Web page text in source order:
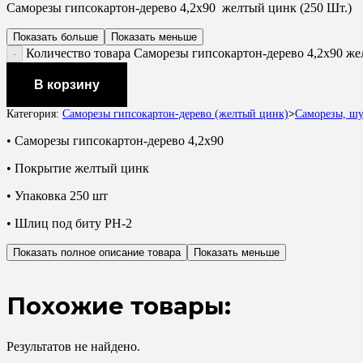
Саморезы гипсокартон-дерево 4,2х90 желтый цинк (250 Шт.)
Показать больше Показать меньше
Количество товара Саморезы гипсокартон-дерево 4,2х90
В корзину
Категория: Саморезы гипсокартон-дерево (желтый цинк)>Саморезы,
• Саморезы гипсокартон-дерево 4,2х90
• Покрытие желтый цинк
• Упаковка 250 шт
• Шлиц под биту PH-2
Показать полное описание товара Показать меньше
Похожие товары:
Результатов не найдено.